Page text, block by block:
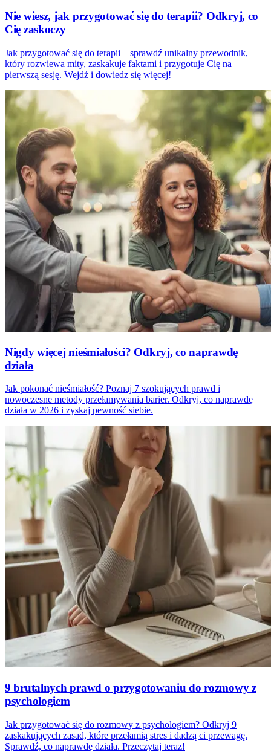
Nie wiesz, jak przygotować się do terapii? Odkryj, co
Cię zaskoczy
Jak przygotować się do terapii – sprawdź unikalny przewodnik,
który rozwiewa mity, zaskakuje faktami i przygotuje Cię na
pierwszą sesję. Wejdź i dowiedz się więcej!
Nigdy więcej nieśmiałości? Odkryj, co naprawdę
działa
Jak pokonać nieśmiałość? Poznaj 7 szokujących prawd i
nowoczesne metody przełamywania barier. Odkryj, co naprawdę
działa w 2026 i zyskaj pewność siebie.
9 brutalnych prawd o przygotowaniu do rozmowy z
psychologiem
Jak przygotować się do rozmowy z psychologiem? Odkryj 9
zaskakujących zasad, które przełamią stres i dadzą ci przewagę.
Sprawdź, co naprawdę działa. Przeczytaj teraz!